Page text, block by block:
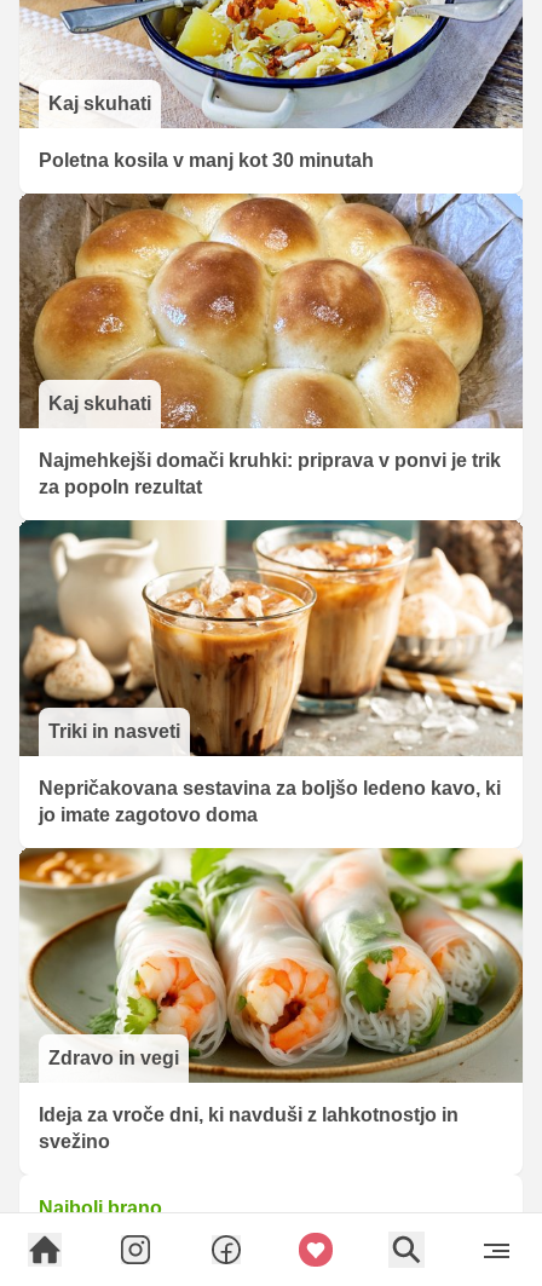
Kaj skuhati
Poletna kosila v manj kot 30 minutah
Kaj skuhati
Najmehkejši domači kruhki: priprava v ponvi je trik
za popoln rezultat
Triki in nasveti
Nepričakovana sestavina za boljšo ledeno kavo, ki
jo imate zagotovo doma
Zdravo in vegi
Ideja za vroče dni, ki navduši z lahkotnostjo in
svežino
Najbolj brano